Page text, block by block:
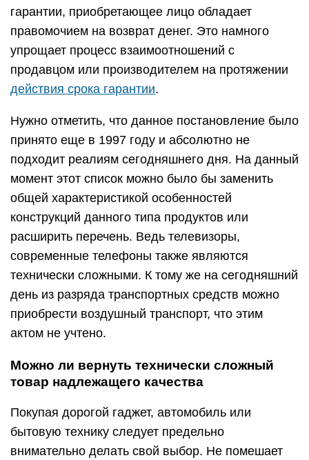
гарантии, приобретающее лицо обладает
правомочием на возврат денег. Это намного
упрощает процесс взаимоотношений с
продавцом или производителем на протяжении
действия срока гарантии.
Нужно отметить, что данное постановление было
принято еще в 1997 году и абсолютно не
подходит реалиям сегодняшнего дня. На данный
момент этот список можно было бы заменить
общей характеристикой особенностей
конструкций данного типа продуктов или
расширить перечень. Ведь телевизоры,
современные телефоны также являются
технически сложными. К тому же на сегодняшний
день из разряда транспортных средств можно
приобрести воздушный транспорт, что этим
актом не учтено.
Можно ли вернуть технически сложный
товар надлежащего качества
Покупая дорогой гаджет, автомобиль или
бытовую технику следует предельно
внимательно делать свой выбор. Не помешает